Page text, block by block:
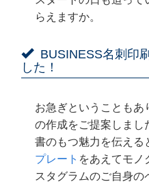
らえますか。
BUSINESS名刺印
した！
お急ぎということもあ
の作成をご提案しまし
書のもつ魅力を伝える
プレート をあえてモノ
スタグラムのご自身の